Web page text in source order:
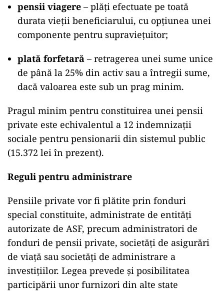
pensii viagere – plăți efectuate pe toată
durata vieții beneficiarului, cu opțiunea unei
componente pentru supraviețuitor;
plată forfetară – retragerea unei sume unice
de până la 25% din activ sau a întregii sume,
dacă valoarea este sub un prag minim.
Pragul minim pentru constituirea unei pensii
private este echivalentul a 12 indemnizații
sociale pentru pensionarii din sistemul public
(15.372 lei în prezent).
Reguli pentru administrare
Pensiile private vor fi plătite prin fonduri
special constituite, administrate de entități
autorizate de ASF, precum administratori de
fonduri de pensii private, societăți de asigurări
de viață sau societăți de administrare a
investițiilor. Legea prevede și posibilitatea
participării unor furnizori din alte state